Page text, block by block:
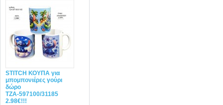
STITCH ΚΟΥΠΑ για
μπομπονιέρες γούρι
δώρο
ΤΖΑ-597100/31185
2.98€!!!